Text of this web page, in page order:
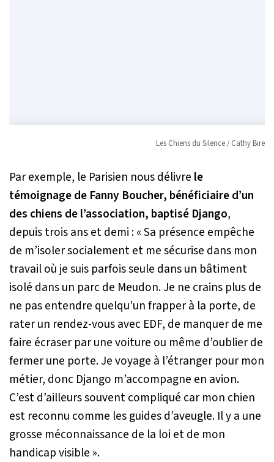
Les Chiens du Silence / Cathy Bire
Par exemple, le Parisien nous délivre le
témoignage de Fanny Boucher, bénéficiaire d’un
des chiens de l’association, baptisé Django,
depuis trois ans et demi :« Sa présence empêche
de m’isoler socialement et me sécurise dans mon
travail où je suis parfois seule dans un bâtiment
isolé dans un parc de Meudon. Je ne crains plus de
ne pas entendre quelqu’un frapper à la porte, de
rater un rendez-vous avec EDF, de manquer de me
faire écraser par une voiture ou même d’oublier de
fermer une porte. Je voyage à l’étranger pour mon
métier, donc Django m’accompagne en avion.
C’est d’ailleurs souvent compliqué car mon chien
est reconnu comme les guides d’aveugle. Il y a une
grosse méconnaissance de la loi et de mon
handicap visible ».